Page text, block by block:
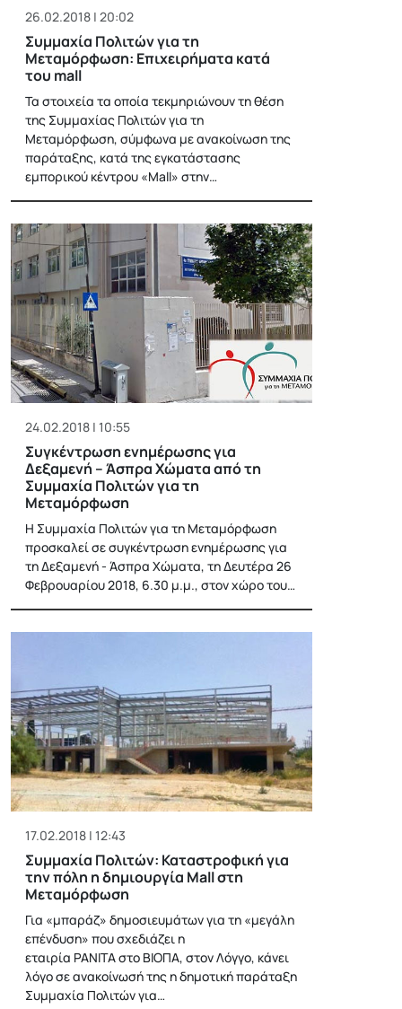
26.02.2018 | 20:02
Συμμαχία Πολιτών για τη
Μεταμόρφωση: Επιχειρήματα κατά
του mall
Τα στοιχεία τα οποία τεκμηριώνουν τη θέση
της Συμμαχίας Πολιτών για τη
Μεταμόρφωση, σύμφωνα με ανακοίνωση της
παράταξης, κατά της εγκατάστασης
εμπορικού κέντρου «Mall» στην…
24.02.2018 | 10:55
Συγκέντρωση ενημέρωσης για
Δεξαμενή – Άσπρα Χώματα από τη
Συμμαχία Πολιτών για τη
Μεταμόρφωση
Η Συμμαχία Πολιτών για τη Μεταμόρφωση
προσκαλεί σε συγκέντρωση ενημέρωσης για
τη Δεξαμενή - Άσπρα Χώματα, τη Δευτέρα 26
Φεβρουαρίου 2018, 6.30 μ.μ., στον χώρο του…
17.02.2018 | 12:43
Συμμαχία Πολιτών: Καταστροφική για
την πόλη η δημιουργία Mall στη
Μεταμόρφωση
Για «μπαράζ» δημοσιευμάτων για τη «μεγάλη
επένδυση» που σχεδιάζει η
εταιρία PANITA στο ΒΙΟΠΑ, στον Λόγγο, κάνει
λόγο σε ανακοίνωσή της η δημοτική παράταξη
Συμμαχία Πολιτών για…